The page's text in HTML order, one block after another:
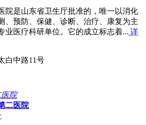
院是山东省卫生厅批准的，唯一以消化
、预防、保健、诊断、治疗、康复为主
业医疗科研单位。它的成立标志着... 详
白中路11号
二医院